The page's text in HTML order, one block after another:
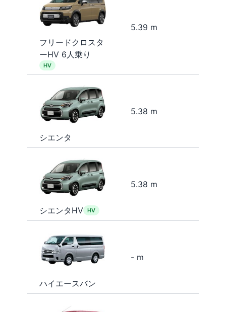
フリードクロスタ
ーHV 6人乗り
HV
5.39 m
シエンタ
5.38 m
シエンタHV HV
5.38 m
ハイエースバン
- m